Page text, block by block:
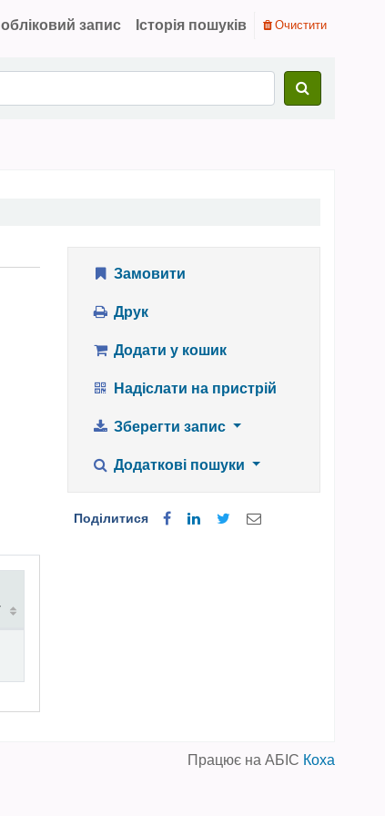
запис Історія пошуків Очистити
Замовити
Друк
Додати у кошик
Надіслати на пристрій
Зберегти запис
Додаткові пошуки
Поділитися
Працює на АБІС Коха